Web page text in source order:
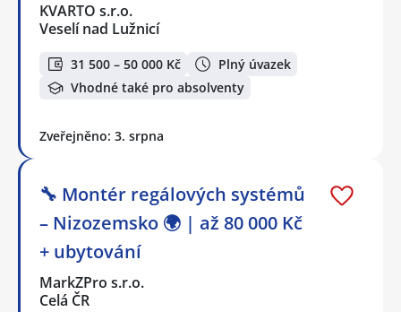
KVARTO s.r.o.
Veselí nad Lužnicí
31 500 – 50 000 Kč
Plný úvazek
Vhodné také pro absolventy
Zveřejněno: 3. srpna
🔧 Montér regálových systémů
– Nizozemsko 🌍 | až 80 000 Kč
+ ubytování
MarkZPro s.r.o.
Celá ČR